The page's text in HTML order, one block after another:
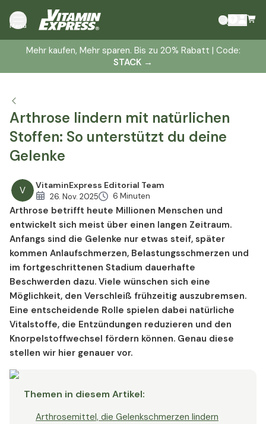
Menü
Mehr kaufen, Mehr sparen. Bis zu 20% Rabatt | Code:
STACK →
Arthrose lindern mit natürlichen
Stoffen: So unterstützt du deine
Gelenke
V VitaminExpress Editorial Team
26. Nov. 2025 6 Minuten
Arthrose betrifft heute Millionen Menschen und
entwickelt sich meist über einen langen Zeitraum.
Anfangs sind die Gelenke nur etwas steif, später
kommen Anlaufschmerzen, Belastungsschmerzen und
im fortgeschrittenen Stadium dauerhafte
Beschwerden dazu. Viele wünschen sich eine
Möglichkeit, den Verschleiß frühzeitig auszubremsen.
Eine entscheidende Rolle spielen dabei natürliche
Vitalstoffe, die Entzündungen reduzieren und den
Knorpelstoffwechsel fördern können. Genau diese
stellen wir hier genauer vor.
Themen in diesem Artikel:
Arthrosemittel, die Gelenkschmerzen lindern
Arthrosemittel, die Gelenkschmerzen lindern
helfen
Arthrose - wenn die Gelenke schmerzen
Ursachen: Wie kommt es zu Arthrose?
Therapie: Mit welchen Medikamenten wird Arthrose
konventionell behandelt?
Vorbeugen: Frühzeitig Arthrose aufhalten